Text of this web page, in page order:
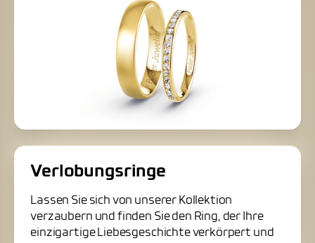
Verlobungsringe
Lassen Sie sich von unserer Kollektion
verzaubern und finden Sie den Ring, der Ihre
einzigartige Liebesgeschichte verkörpert und